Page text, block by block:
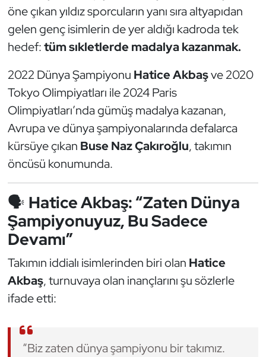
öne çıkan yıldız sporcuların yanı sıra altyapıdan
gelen genç isimlerin de yer aldığı kadroda tek
hedef:tüm sıkletlerde madalya kazanmak.
2022 Dünya Şampiyonu Hatice Akbaşve 2020
Tokyo Olimpiyatları ile 2024 Paris
Olimpiyatları’nda gümüş madalya kazanan,
Avrupa ve dünya şampiyonalarında defalarca
kürsüye çıkan Buse Naz Çakıroğlu, takımın
öncüsü konumunda.
🗣️ Hatice Akbaş: “Zaten Dünya
Şampiyonuyuz, Bu Sadece
Devamı”
Takımın iddialı isimlerinden biri olan Hatice
Akbaş, turnuvaya olan inançlarını şu sözlerle
ifade etti:
“Biz zaten dünya şampiyonu bir takımız.
Genel
Golf
Güreş
Halter
Hava Sporları
Hentbol
Judo ve Kuraş
Karate
Kempo